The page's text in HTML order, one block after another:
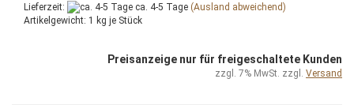
Lieferzeit: ca. 4-5 Tage (Ausland abweichend)
Artikelgewicht: 1 kg je Stück
Preisanzeige nur für freigeschaltete Kunden
zzgl. 7% MwSt. zzgl. Versand